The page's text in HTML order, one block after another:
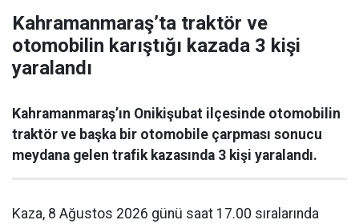
Kahramanmaraş’ta traktör ve
otomobilin karıştığı kazada 3 kişi
yaralandı
Kahramanmaraş’ın Onikişubat ilçesinde otomobilin
traktör ve başka bir otomobile çarpması sonucu
meydana gelen trafik kazasında 3 kişi yaralandı.
Kaza, 8 Ağustos 2026 günü saat 17.00 sıralarında